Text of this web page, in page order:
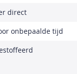
direct
onbepaalde tijd